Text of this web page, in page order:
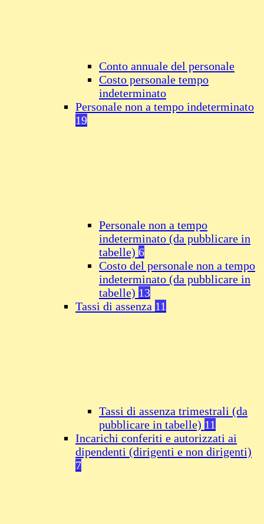
Conto annuale del personale
Costo personale tempo
indeterminato
Personale non a tempo indeterminato
19
Personale non a tempo
indeterminato (da pubblicare in
tabelle) 6
Costo del personale non a tempo
indeterminato (da pubblicare in
tabelle) 13
Tassi di assenza 11
Tassi di assenza trimestrali (da
pubblicare in tabelle) 11
Incarichi conferiti e autorizzati ai
dipendenti (dirigenti e non dirigenti)
7